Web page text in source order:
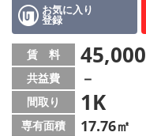
店舗情報·アクセス
会社概要
メールでお問い合わせ
お気に入り
登録
賃 料 45,000
共益費 －
間取り 1K
専有面積 17.76㎡